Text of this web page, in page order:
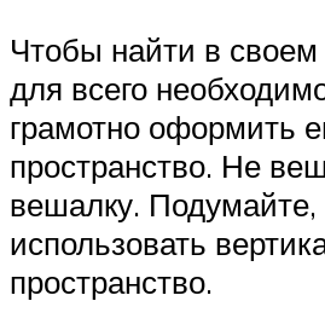
Чтобы найти в
для всего
грамотно оформить
пространство. Не
вешалку.
использовать
пространство.